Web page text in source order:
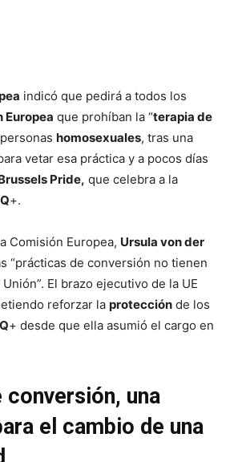
indicó que pedirá a todos los
Europea que prohíban la “terapia de
homosexuales, tras una
vetar esa práctica y a pocos días
Pride, que celebra a la
+.
Comisión Europea, Ursula von der
“prácticas de conversión no tienen
El brazo ejecutivo de la UE
reforzar la protección de los
+ desde que ella asumió el cargo en
conversión, una
el cambio de una